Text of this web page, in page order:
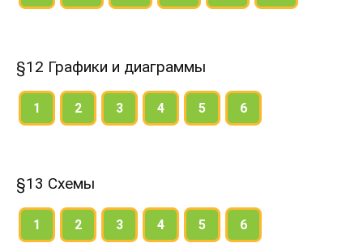
§12 Графики и диаграммы
1 2 3 4 5 6
§13 Схемы
1 2 3 4 5 6